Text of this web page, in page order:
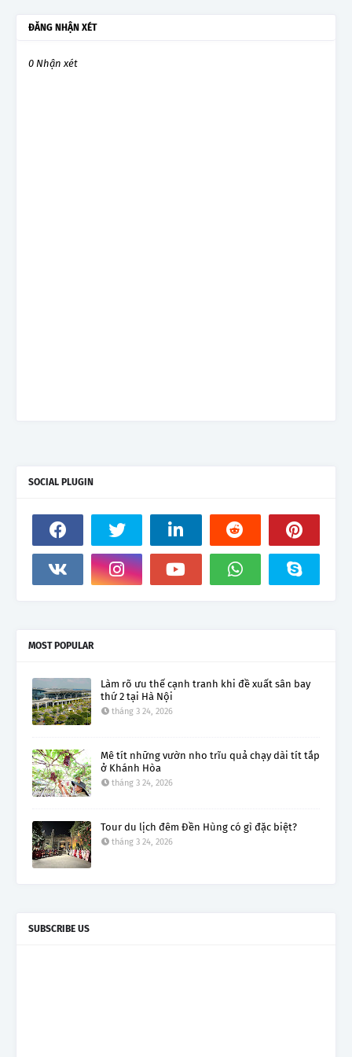
ĐĂNG NHẬN XÉT
0 Nhận xét
SOCIAL PLUGIN
MOST POPULAR
Làm rõ ưu thế cạnh tranh khi đề xuất sân bay
thứ 2 tại Hà Nội
tháng 3 24, 2026
Mê tít những vườn nho trĩu quả chạy dài tít tắp
ở Khánh Hòa
tháng 3 24, 2026
Tour du lịch đêm Đền Hùng có gì đặc biệt?
tháng 3 24, 2026
SUBSCRIBE US